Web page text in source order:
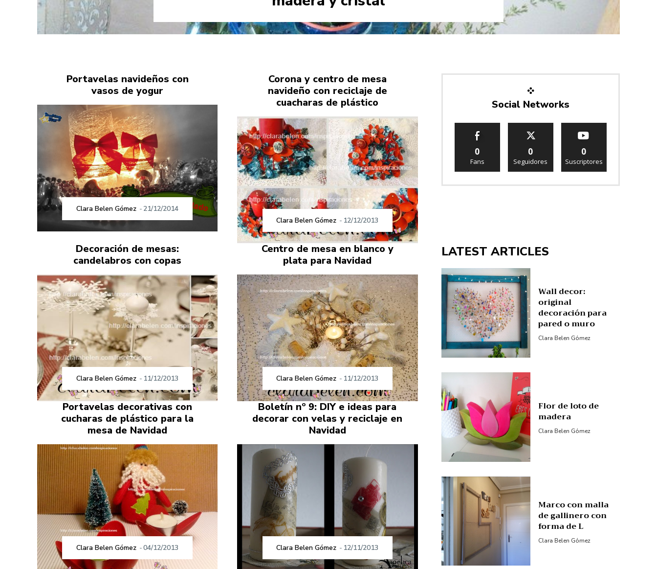
Portavelas navideños con
vasos de yogur
Clara Belen Gómez - 21/12/2014
Corona y centro de mesa
navideño con reciclaje de
cuacharas de plástico
Clara Belen Gómez - 12/12/2013
Decoración de mesas:
candelabros con copas
Clara Belen Gómez - 11/12/2013
Centro de mesa en blanco y
plata para Navidad
Clara Belen Gómez - 11/12/2013
Portavelas decorativas con
cucharas de plástico para la
mesa de Navidad
Clara Belen Gómez -04/12/2013
Boletín nº 9: DIY e ideas para
decorar con velas y reciclaje en
Navidad
Clara Belen Gómez - 12/11/2013
Social Networks
0
Fans
0
Seguidores
0
Suscriptores
LATEST ARTICLES
Wall decor:
original
decoración para
pared o muro
Clara Belen Gómez
Flor de loto de
madera
Clara Belen Gómez
Marco con malla
de gallinero con
forma de L
Clara Belen Gómez